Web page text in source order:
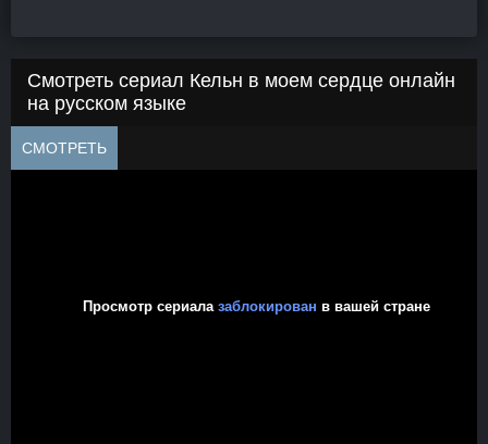
Смотреть сериал Кельн в моем сердце онлайн
на русском языке
СМОТРЕТЬ